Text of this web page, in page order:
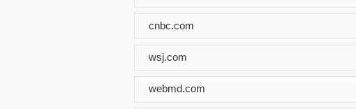
cnbc.com
wsj.com
webmd.com